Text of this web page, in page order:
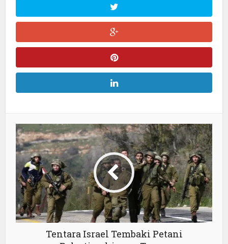
Tentara Israel Tembaki Petani